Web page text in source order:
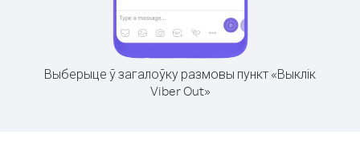
Выберыце ў загалоўку размовы пункт «Выклік
Viber Out»